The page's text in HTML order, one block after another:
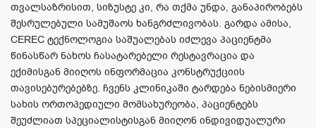
თვალსაზრისით, სიზუსტე კი, რა თქმა უნდა, განაპირობებს
შესრულებული სამუშაოს ხანგრძლივობას. გარდა ამისა,
CEREC ტექნოლოგია საშუალებას იძლევა პაციენტმა
წინასწარ ნახოს ჩასატარებელი რესტავრაცია და
ექიმისგან მიიღოს ინფორმაცია კონსტრუქციის
თავისებურებებზე. ჩვენს კლინიკაში ტარდება ნებისმიერი
სახის ორთოპედიული მომსახურეობა, პაციენტებს
შეუძლიათ სპეციალისტისგან მიიღონ ინდივიდუალური